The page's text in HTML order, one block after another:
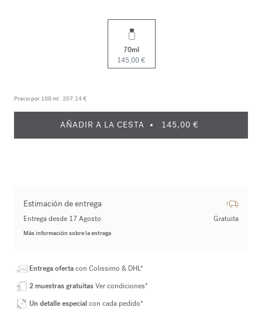
70ml
145,00 €
Precio por 100 ml : 207,14 €
AÑADIR A LA CESTA 145,00 €
Estimación de entrega
Entrega desde 17 Agosto Gratuita
Más información sobre la entrega
Entrega ofertacon Colissimo & DHL*
2 muestras gratuitasVer condiciones*
Un detalle especialcon cada pedido*